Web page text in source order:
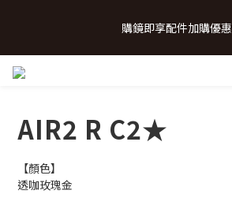
卡/情人卡(2選1)
購鏡即享配件加購優惠
💗致...特別的日子💗 | 全館任選 贈奶呼呼品牌明信片(乙張) *生日
AIR2 R C2★
【顏色】
透咖玫瑰金